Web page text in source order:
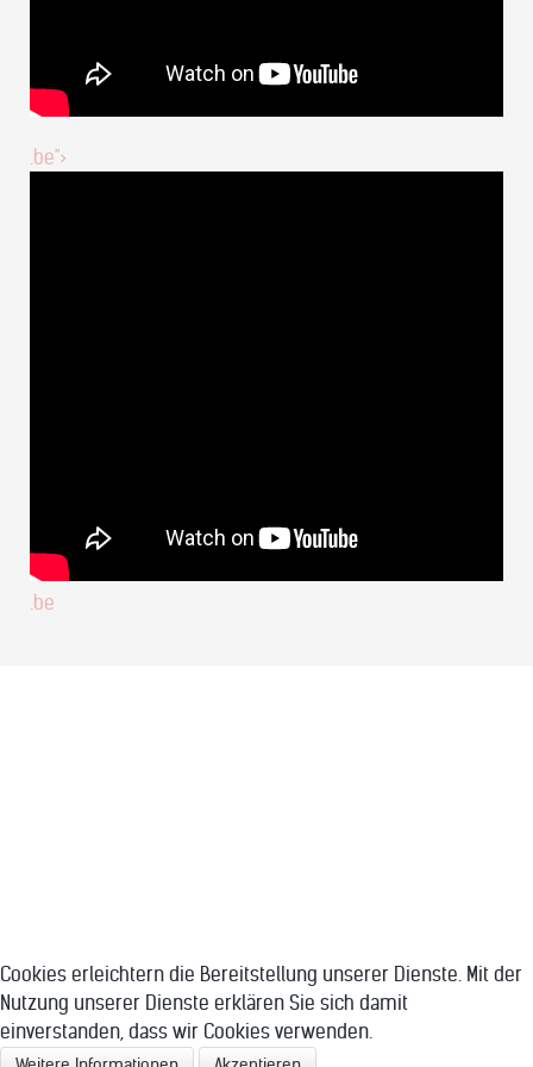
.be">
.be
Cookies erleichtern die Bereitstellung unserer Dienste. Mit der
Nutzung unserer Dienste erklären Sie sich damit
einverstanden, dass wir Cookies verwenden.